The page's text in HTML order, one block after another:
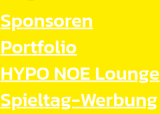
Sponsoren
Portfolio
HYPO NOE Lounge
Spieltag-Werbung